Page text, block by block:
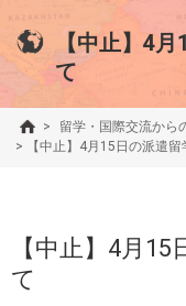
【中止】4
て
>
留学・国際交流から
>
【中止】4月15日の派遣
【中止】4月
て